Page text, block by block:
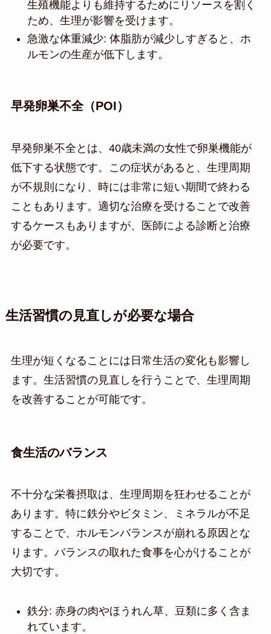
生殖機能よりも維持するためにリソースを割く
ため、生理が影響を受けます。
急激な体重減少: 体脂肪が減少しすぎると、ホ
ルモンの生産が低下します。
早発卵巣不全（POI）
早発卵巣不全とは、40歳未満の女性で卵巣機能が
低下する状態です。この症状があると、生理周期
が不規則になり、時には非常に短い期間で終わる
こともあります。適切な治療を受けることで改善
するケースもありますが、医師による診断と治療
が必要です。
生活習慣の見直しが必要な場合
生理が短くなることには日常生活の変化も影響し
ます。生活習慣の見直しを行うことで、生理周期
を改善することが可能です。
食生活のバランス
不十分な栄養摂取は、生理周期を狂わせることが
あります。特に鉄分やビタミン、ミネラルが不足
することで、ホルモンバランスが崩れる原因とな
ります。バランスの取れた食事を心がけることが
大切です。
鉄分: 赤身の肉やほうれん草、豆類に多く含ま
れています。